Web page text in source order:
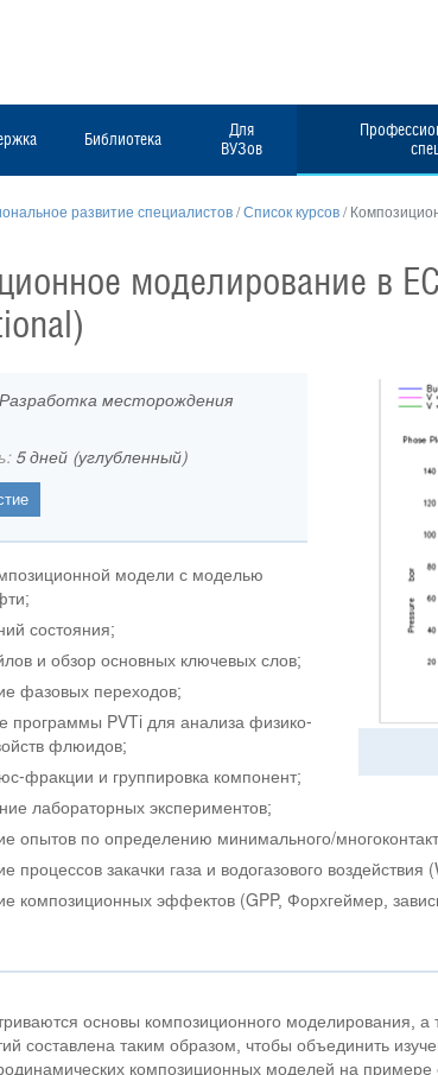
Библиотека
Для
ВУЗов
развитие специалистов/Список курсов/
моделирование в
месторождения
5 дней (углубленный)
модели с моделью
состояния;
и обзор основных ключевых слов;
фазовых переходов;
программы PVTi для анализа физико-
флюидов;
фракции и группировка компонент;
лабораторных экспериментов;
опытов по определению минимального/
процессов закачки газа и водогазового воздействия
композиционных эффектов (GPP, Форхгеймер,
основы композиционного моделирования,
составлена таким образом, чтобы объединить
композиционных моделей на